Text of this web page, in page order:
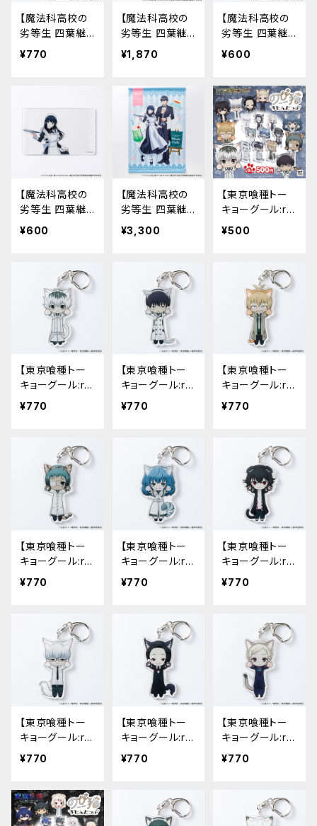
【魔法科高校の
劣等生 四葉継
承編】アクリルキ
¥770
【魔法科高校の
劣等生 四葉継
承編】アクリルス
タンド
¥1,870
【魔法科高校の
劣等生 四葉継
承編】アクリルカ
¥600
【魔法科高校の
劣等生 四葉継
承編】アクリルカ
¥600
【魔法科高校の
劣等生 四葉継
承編】B2タペス
トリー
¥3,300
【東京喰種トー
キョーグール:r
e】のび猫すたん
¥500
【東京喰種トー
キョーグール:r
e】のび猫アクリ
¥770
【東京喰種トー
キョーグール:r
e】のび猫アクリ
¥770
【東京喰種トー
キョーグール:r
e】のび猫アクリ
¥770
【東京喰種トー
キョーグール:r
e】のび猫アクリ
¥770
【東京喰種トー
キョーグール:r
e】のび猫アクリ
¥770
【東京喰種トー
キョーグール:r
e】のび猫アクリ
¥770
【東京喰種トー
キョーグール:r
e】のび猫アクリ
¥770
【東京喰種トー
キョーグール:r
e】のび猫アクリ
¥770
【東京喰種トー
キョーグール:r
e】のび猫アクリ
¥770